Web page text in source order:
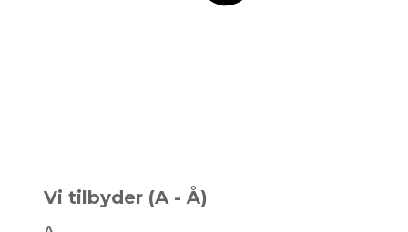
Vi tilbyder (A - Å)